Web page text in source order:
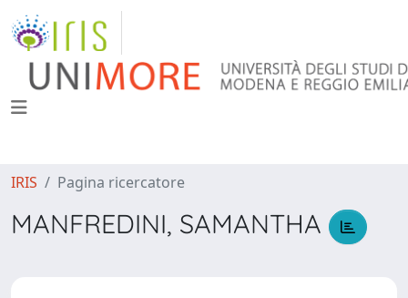
IRIS Pagina ricercatore
MANFREDINI, SAMANTHA